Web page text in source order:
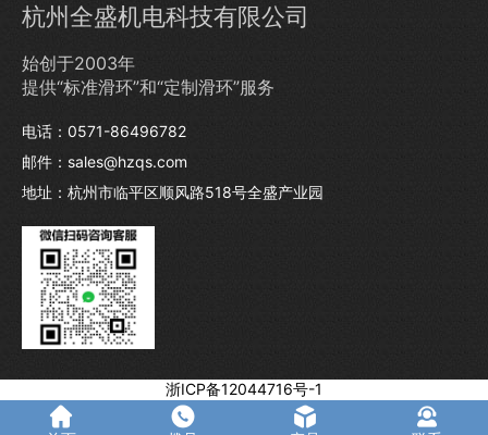
杭州全盛机电科技有限公司
始创于2003年
提供“标准滑环”和“定制滑环”服务
电话：0571-86496782
邮件：sales@hzqs.com
地址：杭州市临平区顺风路518号全盛产业园
浙ICP备12044716号-1